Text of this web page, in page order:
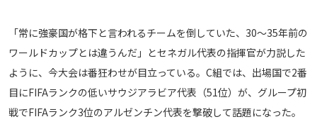
「常に強豪国が格下と言われるチームを倒していた、30～35年前の
ワールドカップとは違うんだ」とセネガル代表の指揮官が力説した
ように、今大会は番狂わせが目立っている。C組では、出場国で2番
目にFIFAランクの低いサウジアラビア代表（51位）が、グループ初
戦でFIFAランク3位のアルゼンチン代表を撃破して話題になった。